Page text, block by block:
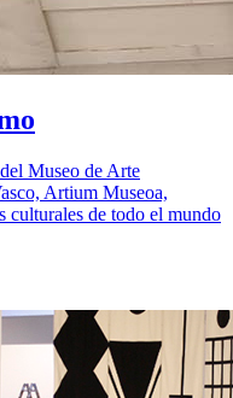
Museo de Arte
Artium Museoa,
culturales de todo el mundo